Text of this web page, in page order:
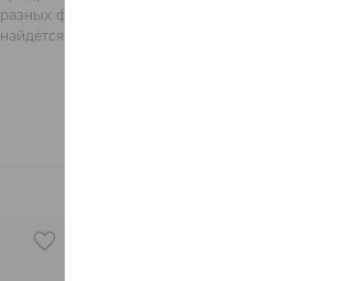
разных форм и размеров: подходящий формат
найдётся для любых вещей и целей.